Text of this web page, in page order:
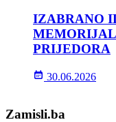
IZABRANO
PRIJEDORA
30.06.2026
Zamisli.ba